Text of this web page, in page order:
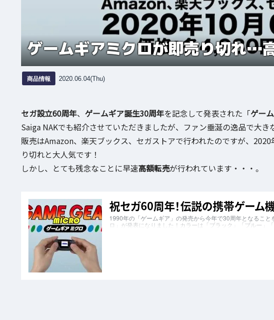
ゲームギアミクロが即売り切れ…
商品情報 2020.06.04(Thu)
セガ設立60周年、 ゲームギア誕生30周年を記念して発表された「ゲー
Saiga NAKでも紹介させていただきましたが、ファン垂涎の逸品で大き
販売はAmazon、楽天ブックス、セガストアで行われたのですが、
り切れと大人気です！
しかし、とても残念なことに早速高額転売が行われています・・・。